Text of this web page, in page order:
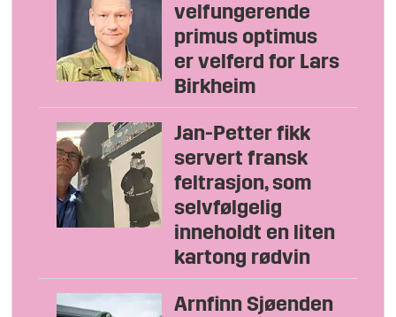
velfungerende
primus optimus
er velferd for Lars
Birkheim
Jan-Petter fikk
servert fransk
feltrasjon, som
selvfølgelig
inneholdt en liten
kartong rødvin
Arnfinn Sjøenden